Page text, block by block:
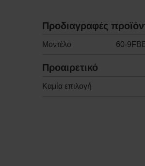
Προδιαγραφές
Μοντέλο 60-
Προαιρετικό
Καμία επιλογή